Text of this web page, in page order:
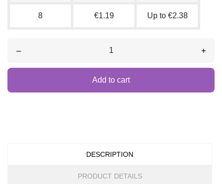
8 €1.19 Up to €2.38
– +
Add to cart
DESCRIPTION
PRODUCT DETAILS